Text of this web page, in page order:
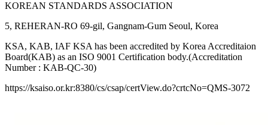
KOREAN STANDARDS ASSOCIATION
5, REHERAN-RO 69-gil, Gangnam-Gum Seoul, Korea
KSA, KAB, IAF KSA has been accredited by Korea Accreditaion
Board(KAB) as an ISO 9001 Certification body.(Accreditation
Number : KAB-QC-30)
https://ksaiso.or.kr:8380/cs/csap/certView.do?crtcNo=QMS-3072